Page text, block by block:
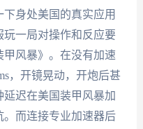
身处美国的真实应用
一局对操作和反应要
风暴》。在没有加速
，开镜晃动，开炮后甚
迟在美国装甲风暴加
而连接专业加速器后